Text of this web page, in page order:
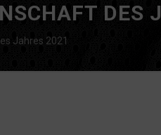
DES
Jahres 2021